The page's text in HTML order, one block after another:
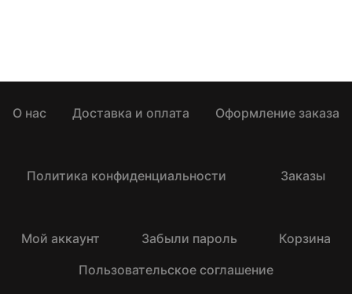
О нас Доставка и оплата Оформление заказа
Политика конфиденциальности Заказы
Мой аккаунт Забыли пароль
Корзина
Пользовательское соглашение